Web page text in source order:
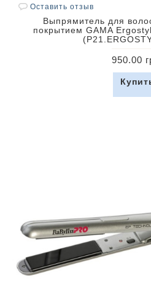
Оставить отзыв
Выпрямитель для
покрытием GAMA
950.00